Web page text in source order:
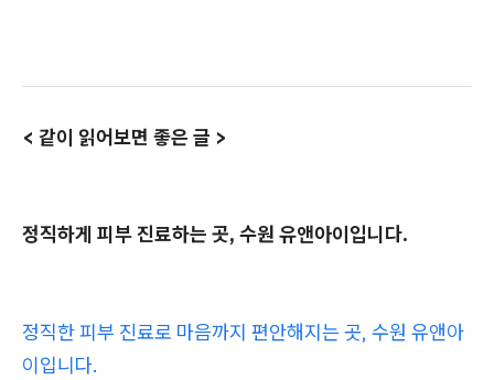
< 같이 읽어보면 좋은 글 >
정직하게 피부 진료하는 곳, 수원 유앤아이입니다.
정직한 피부 진료로 마음까지 편안해지는 곳, 수원 유앤아
이입니다.